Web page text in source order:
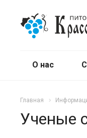
О нас
Главная
Ученые